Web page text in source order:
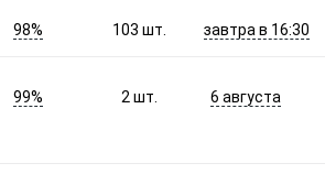
98% 103шт. завтра в 16:30
99% 2шт. 6 августа